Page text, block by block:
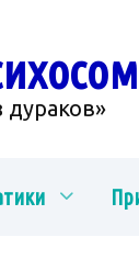
дураков»